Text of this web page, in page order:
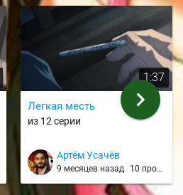
1:37
Легкая месть
из 12 серии
Артём Усачёв
9 месяцев назад 10 просмотров
chevron_right